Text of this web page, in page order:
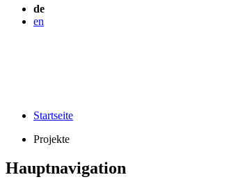
de
en
Startseite
Projekte
Hauptnavigation